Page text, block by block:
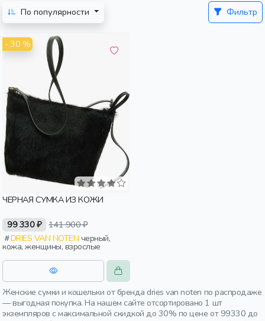
По популярности
Фильтр
- 30 %
ЧЕРНАЯ СУМКА ИЗ КОЖИ
99 330 ₽ 141 900 ₽
DRIES VAN NOTEN
кожа, женщины, взрослые
Женские сумки и кошельки от бренда dries van noten по распродаже
— выгодная покупка. На нашем сайте отсортировано 1 шт
экземпляров с максимальной скидкой до 30% по цене от 99330 до